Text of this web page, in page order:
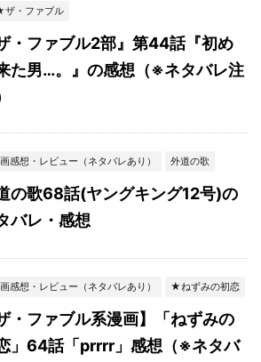
・ファブル
ザ・ファブル2部』第44話『初め
た男…。』の感想（※ネタバレ注
感想・レビュー（ネタバレあり） 外道の歌
の歌68話(ヤングキング12号)の
バレ・感想
感想・レビュー（ネタバレあり） ★ねずみの初恋
ザ・ファブル系漫画】「ねずみの
」64話「prrrr」感想（※ネタバ